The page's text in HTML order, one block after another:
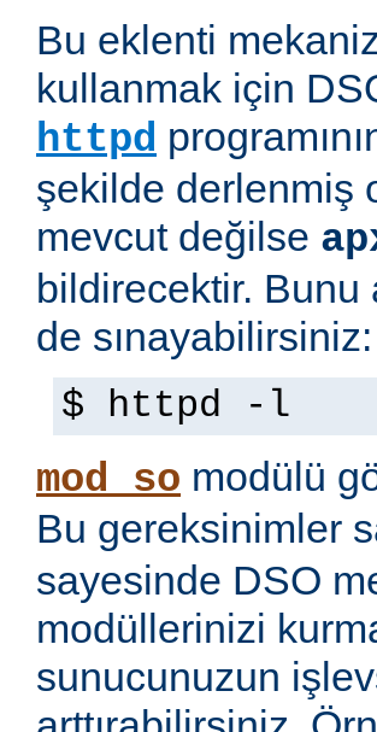
Bu eklenti
kullanmak için
httpd
şekilde derlenmiş
mevcut değilse
bildirecektir. Bunu
de sınayabilirsiniz:
$ httpd -l
mod_so modülü
Bu gereksinimler
sayesinde DSO
modüllerinizi
sunucunuzun